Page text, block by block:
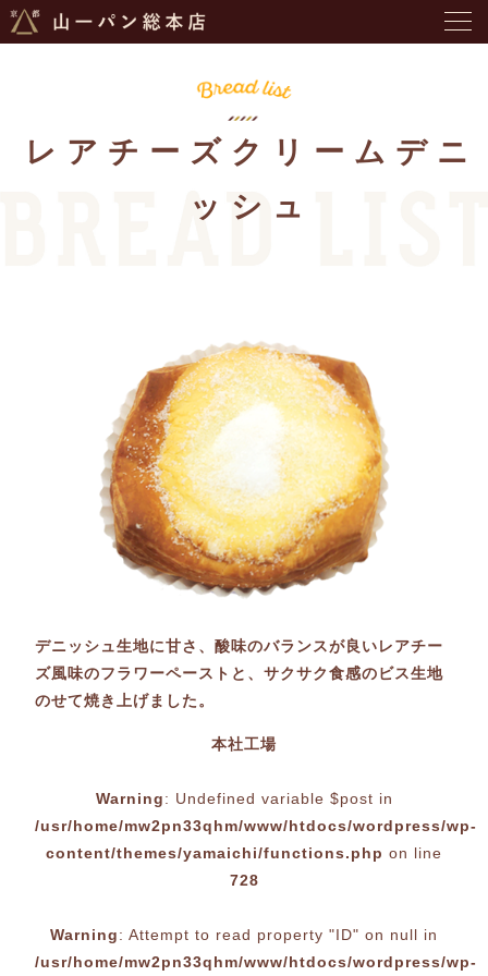
レアチーズクリームデニ
ッシュ
デニッシュ生地に甘さ、酸味のバランスが良いレアチー
ズ風味のフラワーペーストと、サクサク食感のビス生地
のせて焼き上げました。
本社工場
Warning: Undefined variable $post in
/usr/home/mw2pn33qhm/www/htdocs/wordpress/wp-
content/themes/yamaichi/functions.php on line
728
Warning: Attempt to read property "ID" on null in
/usr/home/mw2pn33qhm/www/htdocs/wordpress/wp-